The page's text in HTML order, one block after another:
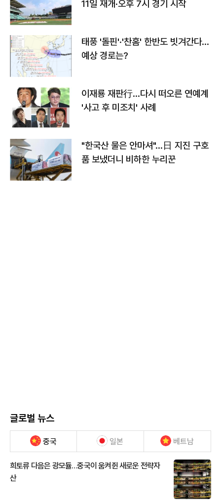
11일 재개·오후 7시 경기 시작
태풍 '돌핀'·'찬홈' 한반도 빗겨간다…
예상 경로는?
이재룡 재판行…다시 떠오른 연예계
'사고 후 미조치' 사례
"한국산 물은 안마셔"…日 지진 구호
품 보냈더니 비하한 누리꾼
글로벌 뉴스
중국 일본 베트남
희토류 다음은 광모듈…중국이 움켜쥔 새로운 전략자
산